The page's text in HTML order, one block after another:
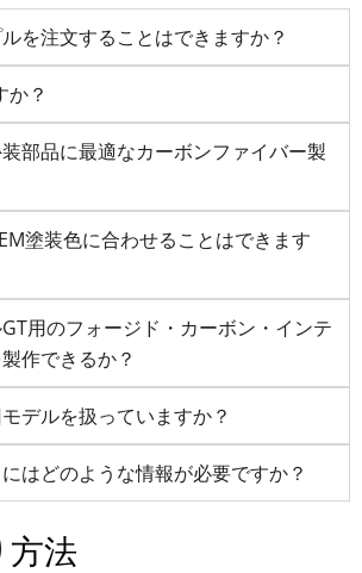
を注文することはできますか？
か？
部品に最適なカーボンファイバー製
塗装色に合わせることはできます
用のフォージド・カーボン・インテ
作できるか？
デルを扱っていますか？
はどのような情報が必要ですか？
方法